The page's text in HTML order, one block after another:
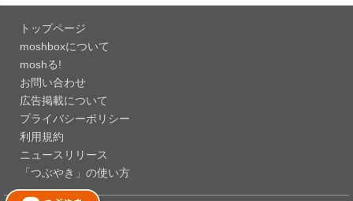
「Microsoft OneDrive 18.6.7」iOS向け最新版を...
「Pokémon GO 0.423.0」iOS向け最新版をリリー
ス。
ス。AIプロ...
トップページ
moshboxについて
moshる!
お問い合わせ
広告掲載について
プライバシーポリシー
利用規約
ニュースリリース
「つぶやき」の使い方